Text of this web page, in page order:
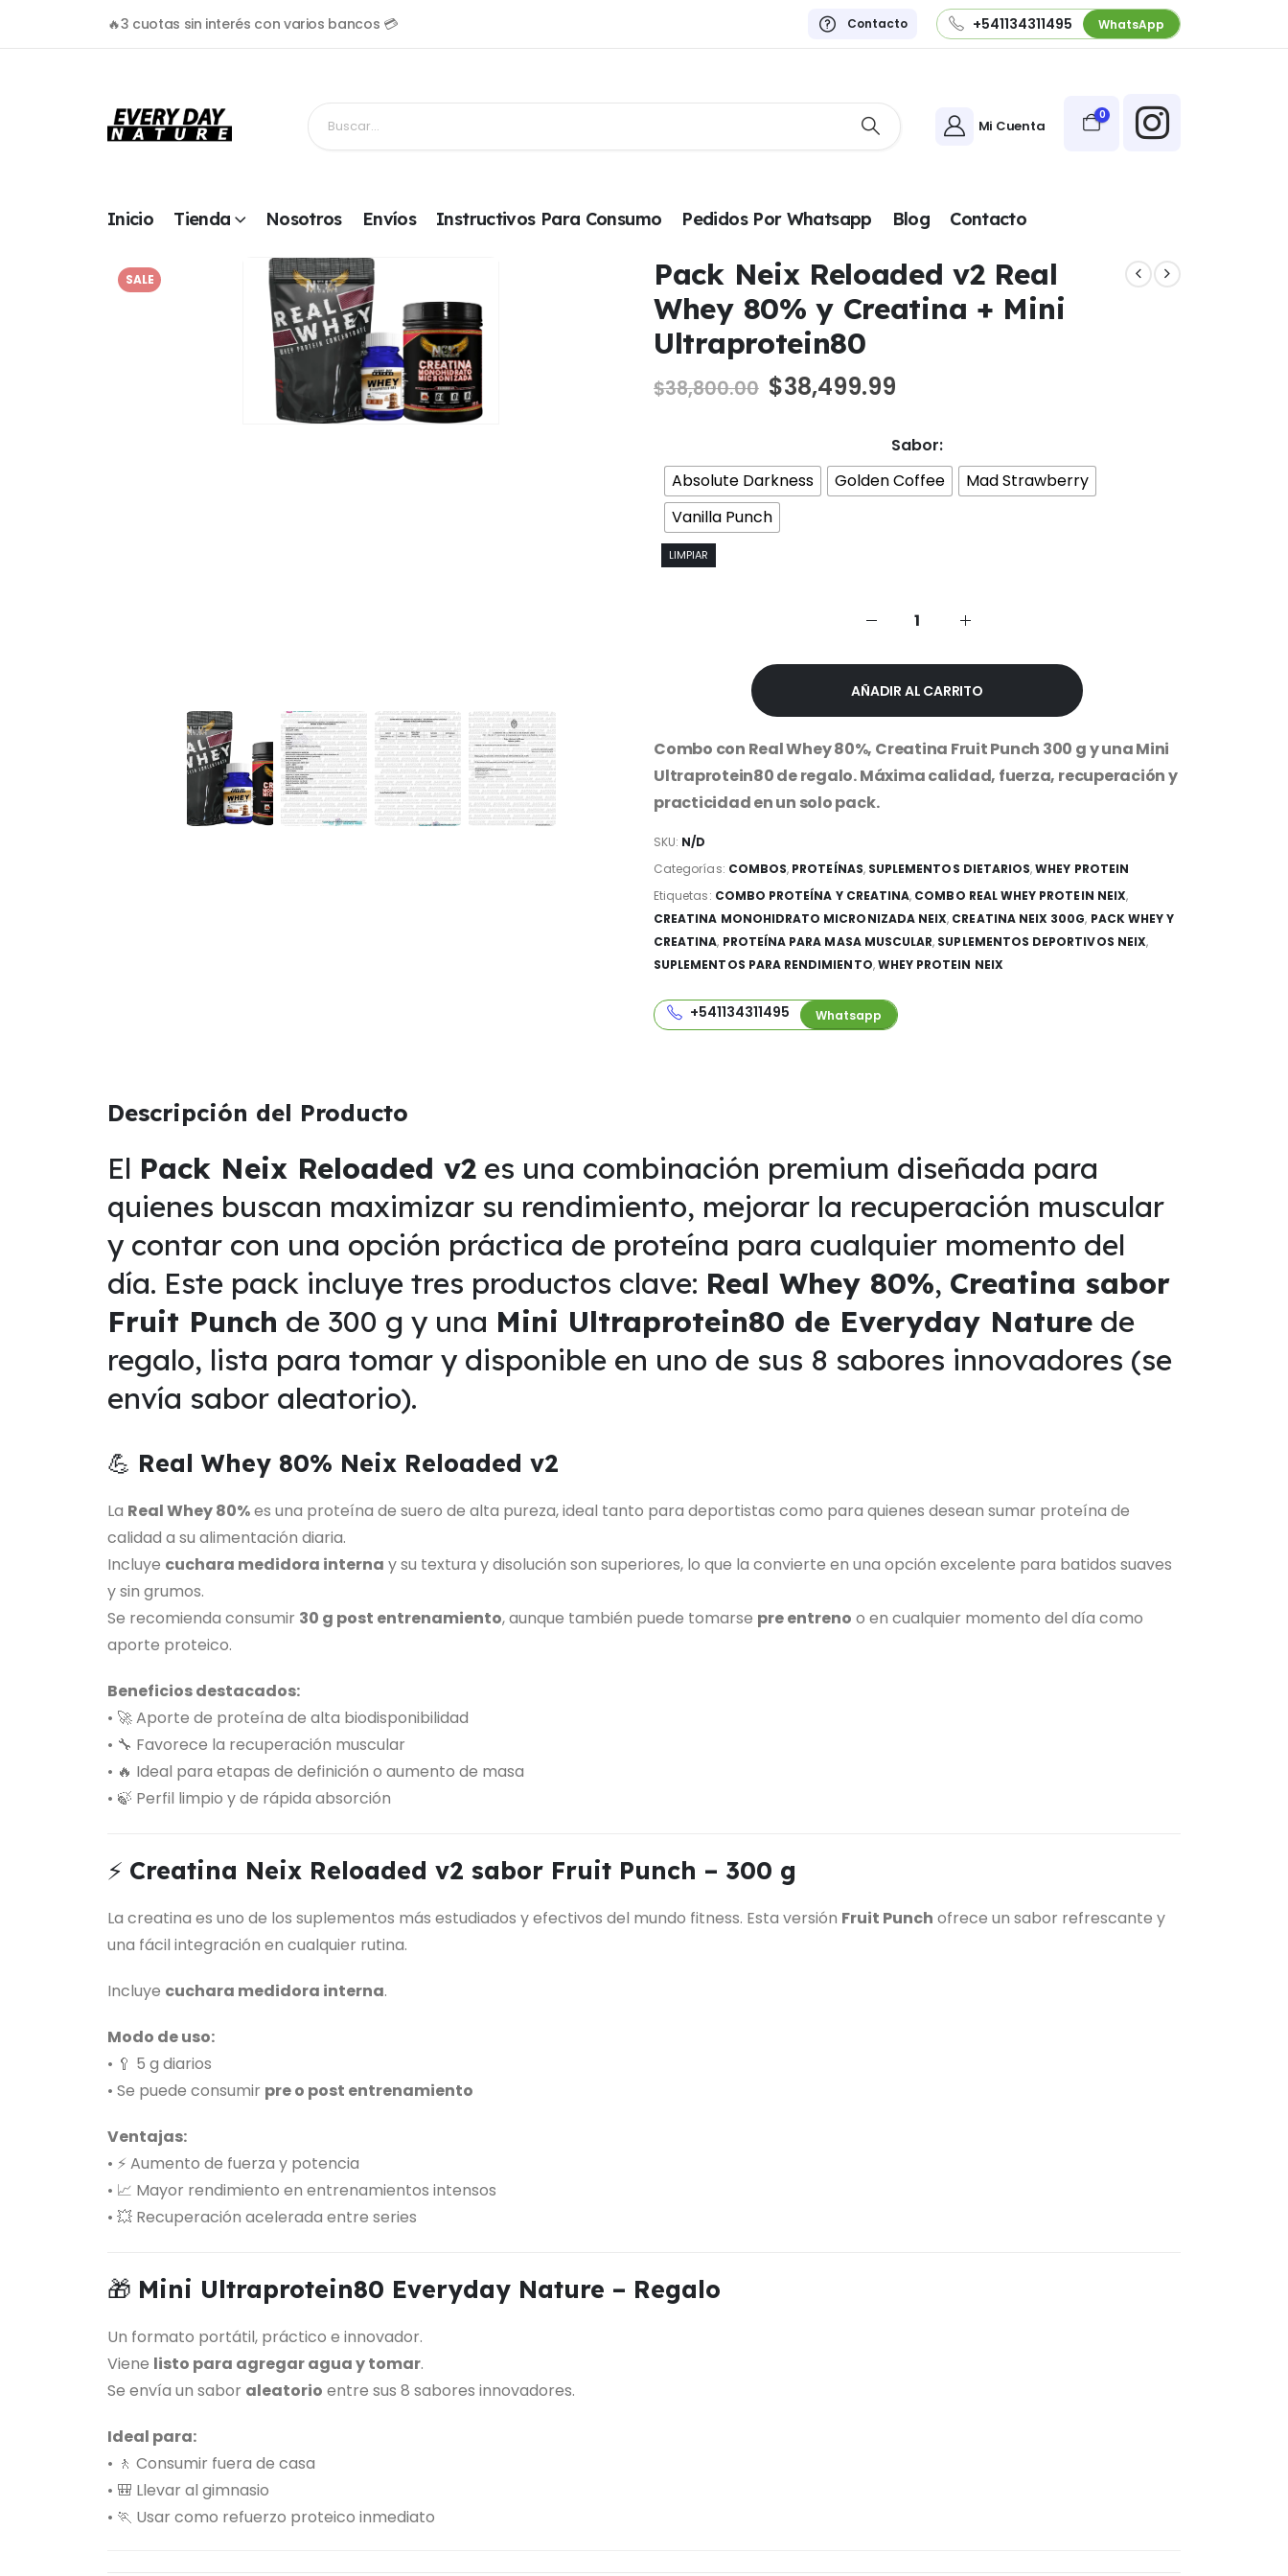
🔥3 cuotas sin interés con varios bancos 💳 Contacto +541134311495 WhatsApp
Mi Cuenta
0
Inicio Tienda Nosotros Envíos Instructivos Para Consumo Pedidos Por Whatsapp Blog Contacto
SALE
Pack Neix Reloaded v2 Real
Whey 80% y Creatina + Mini
Ultraprotein80
$38,800.00 El
precio
$38,800.00.
$38,499.99
actual
es:
$38,499.99.
Sabor
Absolute Darkness
Golden Coffee
Mad Strawberry
Vanilla Punch
LIMPIAR
AÑADIR AL CARRITO
Combo con Real Whey 80%, Creatina Fruit Punch 300 g y una Mini
Ultraprotein80 de regalo. Máxima calidad, fuerza, recuperación y
practicidad en un solo pack.
SKU: N/D
Categorías: COMBOS, PROTEÍNAS, SUPLEMENTOS DIETARIOS,WHEY PROTEIN
Etiquetas: COMBO PROTEÍNA Y CREATINA, COMBO REAL WHEY PROTEIN NEIX,
CREATINA MONOHIDRATO MICRONIZADA NEIX, CREATINA NEIX 300G, PACK WHEY Y
CREATINA, PROTEÍNA PARA MASA MUSCULAR, SUPLEMENTOS DEPORTIVOS NEIX,
SUPLEMENTOS PARA RENDIMIENTO,WHEY PROTEIN NEIX
+541134311495 Whatsapp
Descripción del Producto
El Pack Neix Reloaded v2 es una combinación premium diseñada para
quienes buscan maximizar su rendimiento, mejorar la recuperación muscular
y contar con una opción práctica de proteína para cualquier momento del
día. Este pack incluye tres productos clave: Real Whey 80%, Creatina sabor
Fruit Punch de 300 g y una Mini Ultraprotein80 de Everyday Nature de
regalo, lista para tomar y disponible en uno de sus 8 sabores innovadores (se
envía sabor aleatorio).
💪 Real Whey 80% Neix Reloaded v2
La Real Whey 80%es una proteína de suero de alta pureza, ideal tanto para deportistas como para quienes desean sumar proteína de
calidad a su alimentación diaria.
Incluye cuchara medidora interna y su textura y disolución son superiores, lo que la convierte en una opción excelente para batidos suaves
y sin grumos.
Se recomienda consumir 30 g post entrenamiento, aunque también puede tomarse pre entreno o en cualquier momento del día como
aporte proteico.
Beneficios destacados:
• 🚀 Aporte de proteína de alta biodisponibilidad
• 🔧 Favorece la recuperación muscular
• 🔥 Ideal para etapas de definición o aumento de masa
• 🍃 Perfil limpio y de rápida absorción
⚡ Creatina Neix Reloaded v2 sabor Fruit Punch – 300 g
La creatina es uno de los suplementos más estudiados y efectivos del mundo fitness. Esta versión Fruit Punch ofrece un sabor refrescante y
una fácil integración en cualquier rutina.
Incluye cuchara medidora interna.
Modo de uso:
• 🥄 5 g diarios
• Se puede consumir pre o post entrenamiento
Ventajas:
• ⚡ Aumento de fuerza y potencia
• 📈 Mayor rendimiento en entrenamientos intensos
• 💥 Recuperación acelerada entre series
🎁 Mini Ultraprotein80 Everyday Nature – Regalo
Un formato portátil, práctico e innovador.
Viene listo para agregar agua y tomar.
Se envía un sabor aleatorio entre sus 8 sabores innovadores.
Ideal para:
• 🚶 Consumir fuera de casa
• 🎒 Llevar al gimnasio
• 🏃 Usar como refuerzo proteico inmediato